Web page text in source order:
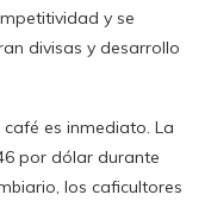
y se
divisas y desarrollo
es inmediato. La
por dólar durante
los caficultores